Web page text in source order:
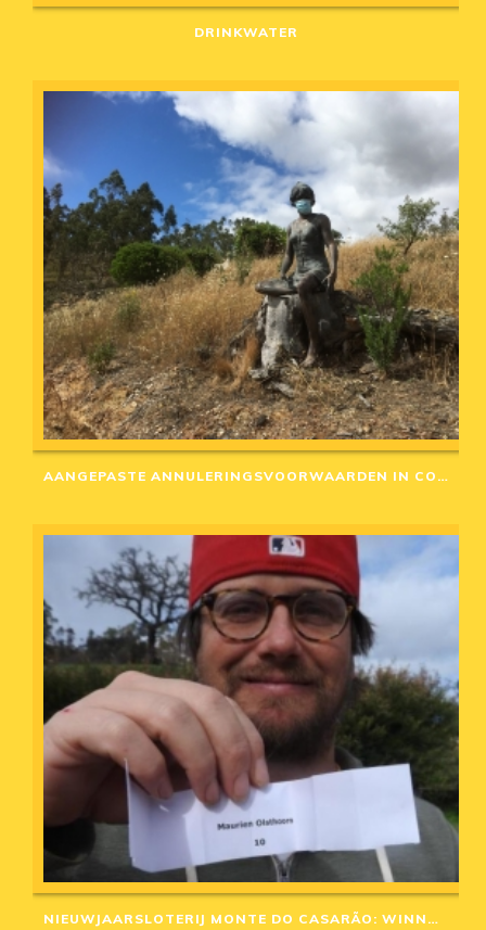
DRINKWATER
AANGEPASTE ANNULERINGSVOORWAARDEN IN CORONA-TIJD
NIEUWJAARSLOTERIJ MONTE DO CASARÃO: WINNAARS VAN 2020